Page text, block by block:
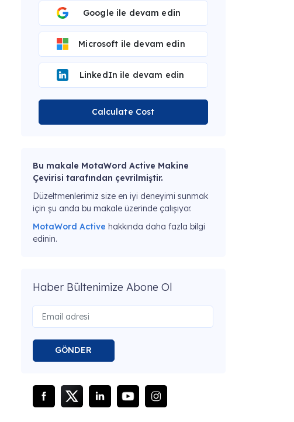
Google ile devam edin
Microsoft ile devam edin
LinkedIn ile devam edin
Calculate Cost
Bu makale MotaWord Active Makine
Çevirisi tarafından çevrilmiştir.
Düzeltmenlerimiz size en iyi deneyimi sunmak
için şu anda bu makale üzerinde çalışıyor.
MotaWord Active hakkında daha fazla bilgi
edinin.
Haber Bültenimize Abone Ol
GÖNDER